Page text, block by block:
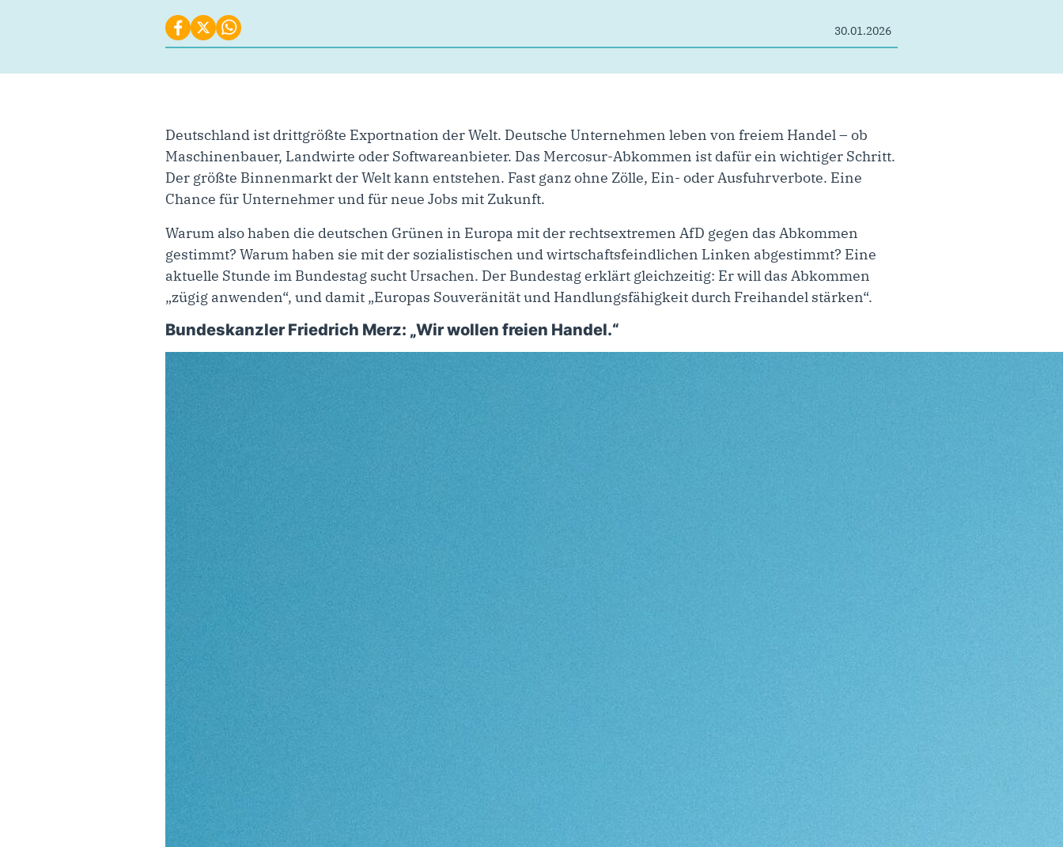
30.01.2026
Deutschland ist drittgrößte Exportnation der Welt. Deutsche Unternehmen leben von freiem Handel – ob
Maschinenbauer, Landwirte oder Softwareanbieter. Das Mercosur-Abkommen ist dafür ein wichtiger Schritt.
Der größte Binnenmarkt der Welt kann entstehen. Fast ganz ohne Zölle, Ein- oder Ausfuhrverbote. Eine
Chance für Unternehmer und für neue Jobs mit Zukunft.
Warum also haben die deutschen Grünen in Europa mit der rechtsextremen AfD gegen das Abkommen
gestimmt? Warum haben sie mit der sozialistischen und wirtschaftsfeindlichen Linken abgestimmt? Eine
aktuelle Stunde im Bundestag sucht Ursachen. Der Bundestag erklärt gleichzeitig: Er will das Abkommen
„zügig anwenden“, und damit „Europas Souveränität und Handlungsfähigkeit durch Freihandel stärken“.
Bundeskanzler Friedrich Merz: „Wir wollen freien Handel.“